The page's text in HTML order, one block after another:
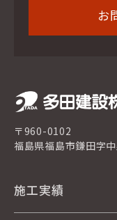
お
〒960-0102
福島県福島市鎌田字
施工実績